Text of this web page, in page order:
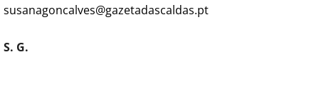
susanagoncalves@gazetadascaldas.pt
S. G.